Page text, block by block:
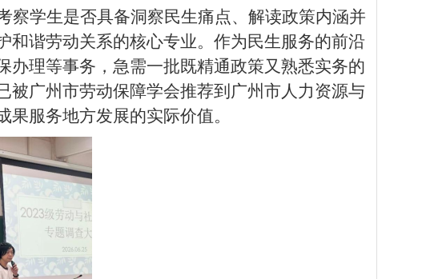
察学生是否具备洞察民生痛点、解读政策内涵并
和谐劳动关系的核心专业。作为民生服务的前沿
办理等事务，急需一批既精通政策又熟悉实务的
被广州市劳动保障学会推荐到广州市人力资源与
服务地方发展的实际价值。